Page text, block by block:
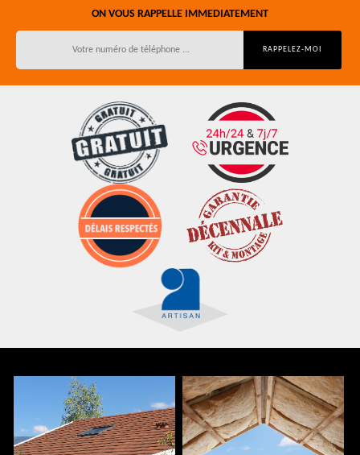
ON VOUS RAPPELLE IMMEDIATEMENT